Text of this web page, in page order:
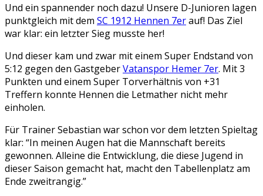
Und ein spannender noch dazu! Unsere D-Junioren lagen
punktgleich mit dem SC 1912 Hennen 7erauf! Das Ziel
war klar: ein letzter Sieg musste her!
Und dieser kam und zwar mit einem Super Endstand von
5:12 gegen den GastgeberVatanspor Hemer 7er. Mit 3
Punkten und einem Super Torverhältnis von +31
Treffern konnte Hennen die Letmather nicht mehr
einholen.
Für Trainer Sebastian war schon vor dem letzten Spieltag
klar: “In meinen Augen hat die Mannschaft bereits
gewonnen. Alleine die Entwicklung, die diese Jugend in
dieser Saison gemacht hat, macht den Tabellenplatz am
Ende zweitrangig.”